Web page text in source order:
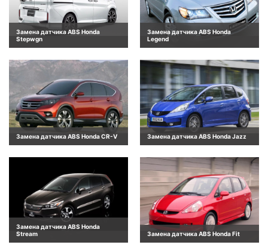
Замена датчика ABS Honda
Stepwgn
Замена датчика ABS Honda
Legend
Замена датчика ABS Honda CR-V Замена датчика ABS Honda Jazz
Замена датчика ABS Honda
Stream
Замена датчика ABS Honda Fit